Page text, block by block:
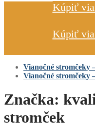
Kúpiť
Kúpiť
Vianočné stromčeky
Vianočné stromčeky
Značka:
stromček